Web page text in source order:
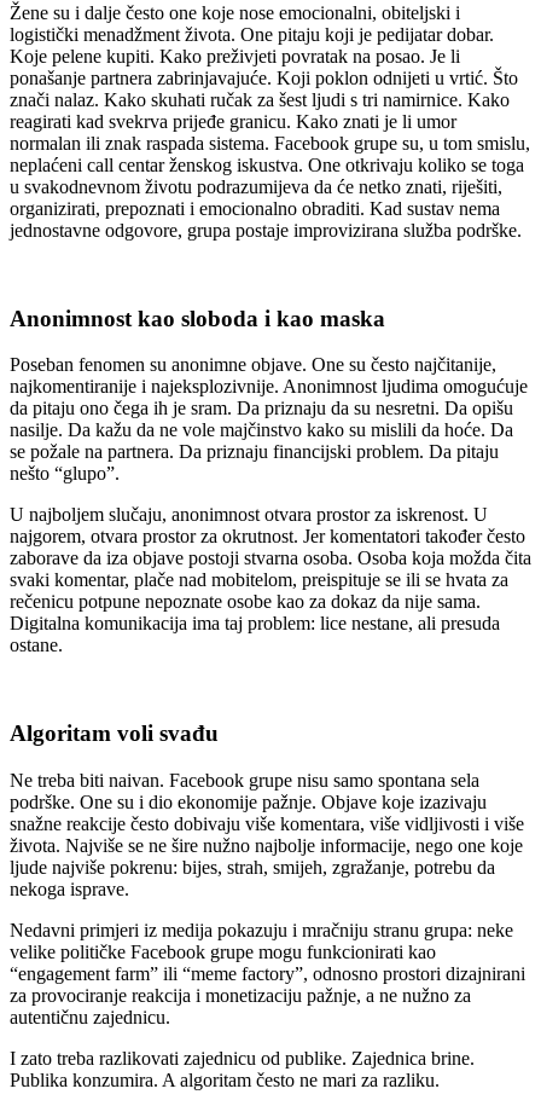
Žene su i dalje često one koje nose emocionalni, obiteljski i
logistički menadžment života. One pitaju koji je pedijatar dobar.
Koje pelene kupiti. Kako preživjeti povratak na posao. Je li
ponašanje partnera zabrinjavajuće. Koji poklon odnijeti u vrtić. Što
znači nalaz. Kako skuhati ručak za šest ljudi s tri namirnice. Kako
reagirati kad svekrva prijeđe granicu. Kako znati je li umor
normalan ili znak raspada sistema. Facebook grupe su, u tom smislu,
neplaćeni call centar ženskog iskustva. One otkrivaju koliko se toga
u svakodnevnom životu podrazumijeva da će netko znati, riješiti,
organizirati, prepoznati i emocionalno obraditi. Kad sustav nema
jednostavne odgovore, grupa postaje improvizirana služba podrške.
Anonimnost kao sloboda i kao maska
Poseban fenomen su anonimne objave. One su često najčitanije,
najkomentiranije i najeksplozivnije. Anonimnost ljudima omogućuje
da pitaju ono čega ih je sram. Da priznaju da su nesretni. Da opišu
nasilje. Da kažu da ne vole majčinstvo kako su mislili da hoće. Da
se požale na partnera. Da priznaju financijski problem. Da pitaju
nešto “glupo”.
U najboljem slučaju, anonimnost otvara prostor za iskrenost. U
najgorem, otvara prostor za okrutnost. Jer komentatori također često
zaborave da iza objave postoji stvarna osoba. Osoba koja možda čita
svaki komentar, plače nad mobitelom, preispituje se ili se hvata za
rečenicu potpune nepoznate osobe kao za dokaz da nije sama.
Digitalna komunikacija ima taj problem: lice nestane, ali presuda
ostane.
Algoritam voli svađu
Ne treba biti naivan. Facebook grupe nisu samo spontana sela
podrške. One su i dio ekonomije pažnje. Objave koje izazivaju
snažne reakcije često dobivaju više komentara, više vidljivosti i više
života. Najviše se ne šire nužno najbolje informacije, nego one koje
ljude najviše pokrenu: bijes, strah, smijeh, zgražanje, potrebu da
nekoga isprave.
Nedavni primjeri iz medija pokazuju i mračniju stranu grupa: neke
velike političke Facebook grupe mogu funkcionirati kao
“engagement farm” ili “meme factory”, odnosno prostori dizajnirani
za provociranje reakcija i monetizaciju pažnje, a ne nužno za
autentičnu zajednicu.
I zato treba razlikovati zajednicu od publike. Zajednica brine.
Publika konzumira. A algoritam često ne mari za razliku.